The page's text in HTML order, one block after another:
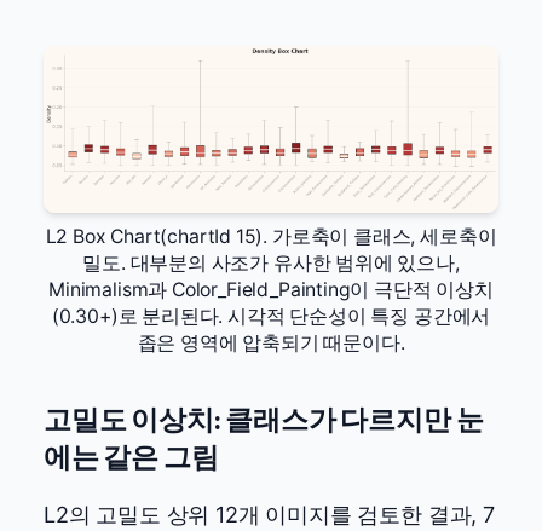
L2 Box Chart(chartId 15). 가로축이 클래스, 세로축이
밀도. 대부분의 사조가 유사한 범위에 있으나,
Minimalism과 Color_Field_Painting이 극단적 이상치
(0.30+)로 분리된다. 시각적 단순성이 특징 공간에서
좁은 영역에 압축되기 때문이다.
고밀도 이상치: 클래스가 다르지만 눈
에는 같은 그림
L2의 고밀도 상위 12개 이미지를 검토한 결과, 7